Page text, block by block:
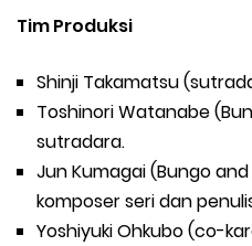
Tim Produksi
Shinji Takamatsu
Toshinori Watanabe
sutradara.
Jun Kumagai (Bungo
komposer seri dan
Yoshiyuki Ohkubo (co-